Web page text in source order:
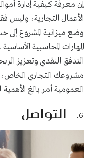
إن معرفة كيفية إدارة
الأعمال التجارية، وليس
وضع ميزانية المشروع إلى
المهارات المحاسبية
التدفق النقدي وتعزيز
مشروعك التجاري الخاص،
العمومية أمر بالغ
التواصل